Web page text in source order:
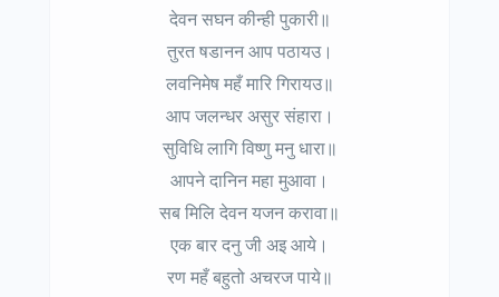
देवन सघन कीन्ही पुकारी॥
तुरत षडानन आप पठायउ।
लवनिमेष महँ मारि गिरायउ॥
आप जलन्धर असुर संहारा।
सुविधि लागि विष्णु मनु धारा॥
आपने दानिन महा मुआवा।
सब मिलि देवन यजन करावा॥
एक बार दनु जी अइ आये।
रण महँ बहुतो अचरज पाये॥